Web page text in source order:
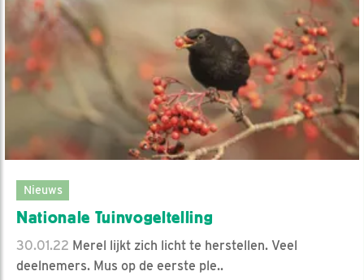
Nieuws
Nationale Tuinvogeltelling
30.01.22 Merel lijkt zich licht te herstellen. Veel
deelnemers. Mus op de eerste ple..